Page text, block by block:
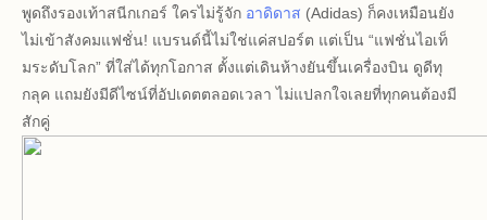
พูดถึงรองเท้าสนีกเกอร์ ใครไม่รู้จัก อาดิดาส (Adidas) ก็คงเหมือนยัง
ไม่เข้าสังคมแฟชั่น! แบรนด์นี้ไม่ใช่แค่สปอร์ต แต่เป็น “แฟชั่นไอเท็
มระดับโลก” ที่ใส่ได้ทุกโอกาส ตั้งแต่เดินห้างยันขึ้นเครื่องบิน ดูดีทุ
กลุค แถมยังมีดีไซน์ที่อัปเดตตลอดเวลา ไม่แปลกใจเลยที่ทุกคนต้องมี
สักคู่